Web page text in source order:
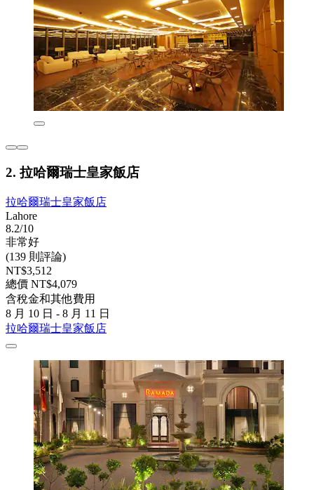
2. 拉哈爾瑞士皇家飯店
拉哈爾瑞士皇家飯店
Lahore
8.2/10
非常好
(139 則評論)
NT$3,512
總價 NT$4,079
含稅金和其他費用
8 月 10 日 - 8 月 11 日
拉哈爾瑞士皇家飯店